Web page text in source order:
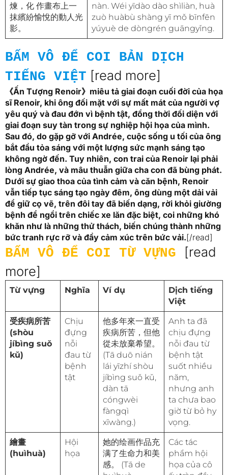
煉，化 作畫布上一
抹繽紛愉悅的動人光
影。
nàn. Wéi yīdào dào shìliàn, huà
zuò huàbù shàng yī mǒ bīnfēn
yúyuè de dòngrén guāngyǐng.
BẤM VÔ ĐỂ COI BẢN DỊCH
TIẾNG VIỆT [read more]
《Ấn Tượng Renoir》miêu tả giai đoạn cuối đời của họa
sĩ Renoir, khi ông đối mặt với sự mất mát của người vợ
yêu quý và đau đớn vì bệnh tật, đồng thời đối diện với
giai đoạn suy tàn trong sự nghiệp hội họa của mình.
Sau đó, do gặp gỡ với Andrée, cuộc sống u tối của ông
bắt đầu tỏa sáng với một lượng sức mạnh sáng tạo
không ngờ đến. Tuy nhiên, con trai của Renoir lại phải
lòng Andrée, và mâu thuẫn giữa cha con đã bùng phát.
Dưới sự giao thoa của tình cảm và căn bệnh, Renoir
vẫn tiếp tục sáng tạo ngày đêm, ông dùng một dải vải
để giữ cọ vẽ, trên đôi tay đã biến dạng, rời khỏi giường
bệnh để ngồi trên chiếc xe lăn đặc biệt, coi những khó
khăn như là những thử thách, biến chúng thành những
bức tranh rực rỡ và đầy cảm xúc trên bức vải.[/read]
BẤM VÔ ĐỂ COI TỪ VỰNG
[read
more]
Từ vựng Nghĩa Ví dụ
Dịch tiếng
Việt
受疾病所苦
(shòu
jíbìng suǒ
kǔ)
Chịu
đựng
nỗi
đau từ
bệnh
tật
他多年來一直受
疾病所苦，但他
從未放棄希望。
(Tā duō nián
lái yīzhí shòu
jíbìng suǒ kǔ,
dàn tā
cóngwèi
fàngqì
xīwàng.)
Anh ta đã
chịu đựng
nỗi đau từ
bệnh tật
suốt nhiều
năm,
nhưng anh
ta chưa bao
giờ từ bỏ hy
vọng.
繪畫
(huìhuà)
Hội
họa
她的绘画作品充
满了生命力和美
感。 (Tā de
Các tác
phẩm hội
họa của cô